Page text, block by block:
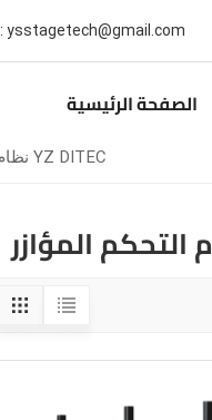
بريد إلكتروني : ysstagetech@gmail.com
الصفحة الرئيسية
نظام الأسلاك نظام التحكم المؤازر YZ DITEC